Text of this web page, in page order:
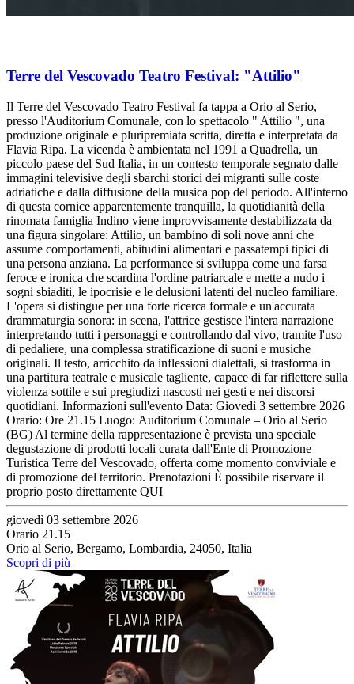
Terre del Vescovado Teatro Festival: "Attilio"
Il Terre del Vescovado Teatro Festival fa tappa a Orio al Serio,
presso l'Auditorium Comunale, con lo spettacolo " Attilio ", una
produzione originale e pluripremiata scritta, diretta e interpretata da
Flavia Ripa. La vicenda è ambientata nel 1991 a Quadrella, un
piccolo paese del Sud Italia, in un contesto temporale segnato dalle
immagini televisive degli sbarchi storici dei migranti sulle coste
adriatiche e dalla diffusione della musica pop del periodo. All'interno
di questa cornice apparentemente tranquilla, la quotidianità della
rinomata famiglia Indino viene improvvisamente destabilizzata da
una figura singolare: Attilio, un bambino di soli nove anni che
assume comportamenti, abitudini alimentari e passatempi tipici di
una persona anziana. La performance si sviluppa come una farsa
feroce e ironica che scardina l'ordine patriarcale e mette a nudo i
sogni sbiaditi, le ipocrisie e le delusioni latenti del nucleo familiare.
L'opera si distingue per una forte ricerca formale e un'accurata
drammaturgia sonora: in scena, l'attrice gestisce l'intera narrazione
interpretando tutti i personaggi e controllando dal vivo, tramite l'uso
di pedaliere, una complessa stratificazione di suoni e musiche
originali. Il testo, arricchito da inflessioni dialettali, si trasforma in
una partitura teatrale e musicale tagliente, capace di far riflettere sulla
violenza sottile e sui pregiudizi nascosti nei gesti e nei discorsi
quotidiani. Informazioni sull'evento Data: Giovedì 3 settembre 2026
Orario: Ore 21.15 Luogo: Auditorium Comunale – Orio al Serio
(BG) Al termine della rappresentazione è prevista una speciale
degustazione di prodotti locali curata dall'Ente di Promozione
Turistica Terre del Vescovado, offerta come momento conviviale e
di promozione del territorio. Prenotazioni È possibile riservare il
proprio posto direttamente QUI
giovedì 03 settembre 2026
Orario 21.15
Orio al Serio, Bergamo, Lombardia, 24050, Italia
Scopri di più